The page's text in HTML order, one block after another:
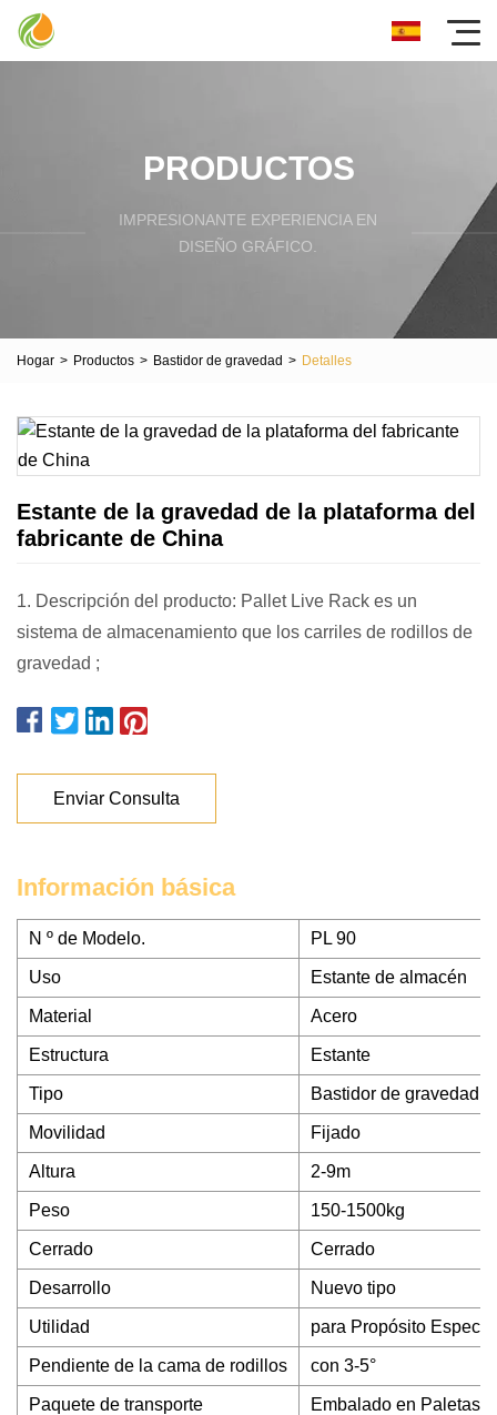
PRODUCTOS
IMPRESIONANTE EXPERIENCIA EN
DISEÑO GRÁFICO.
Hogar > Productos > Bastidor de gravedad > Detalles
Estante de la gravedad de la plataforma del
fabricante de China
1. Descripción del producto: Pallet Live Rack es un
sistema de almacenamiento que los carriles de rodillos de
gravedad ;
Enviar Consulta
Información básica
N º de Modelo. PL 90
Uso Estante de almacén
Material Acero
Estructura Estante
Tipo Bastidor de gravedad
Movilidad Fijado
Altura 2-9m
Peso 150-1500kg
Cerrado Cerrado
Desarrollo Nuevo tipo
Utilidad para Propósito
Pendiente de la cama de rodillos con 3-5°
Paquete de transporte Embalado en Paletas